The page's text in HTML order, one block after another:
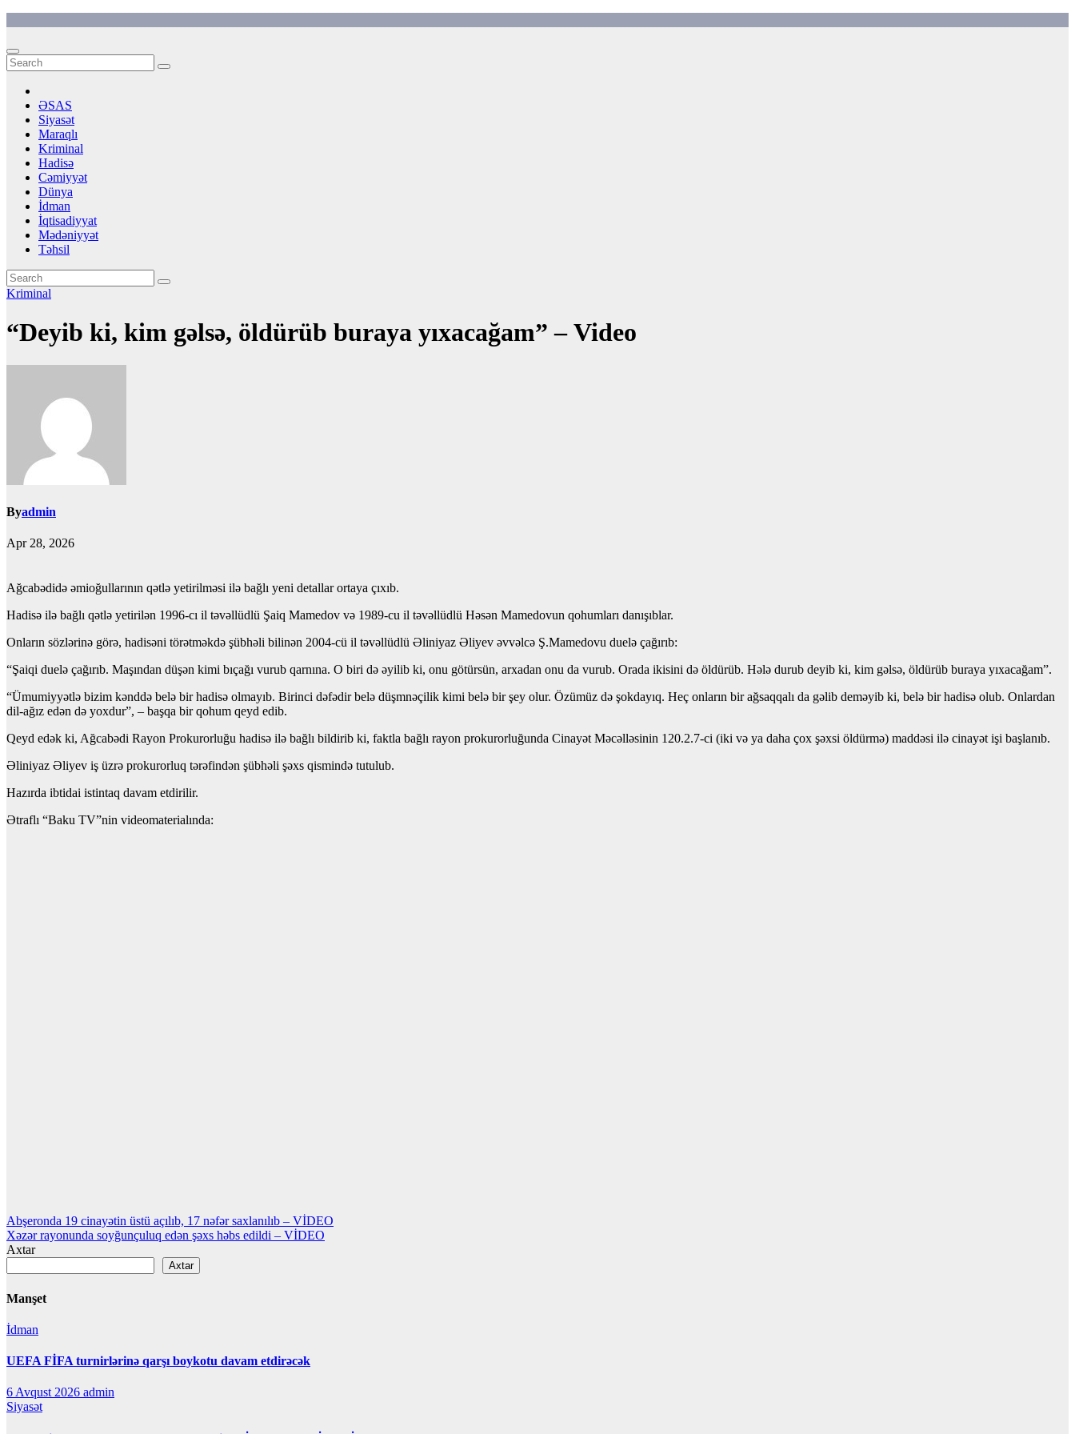
content
ƏSAS
Siyasət
Maraqlı
Kriminal
Hadisə
Cəmiyyət
Dünya
İdman
İqtisadiyyat
Mədəniyyət
Təhsil
Kriminal
“Deyib ki, kim gəlsə, öldürüb buraya yıxacağam” – Video
Byadmin
Apr 28, 2026
Ağcabədidə əmioğullarının qətlə yetirilməsi ilə bağlı yeni detallar ortaya çıxıb.
Hadisə ilə bağlı qətlə yetirilən 1996-cı il təvəllüdlü Şaiq Mamedov və 1989-cu il təvəllüdlü Həsən Mamedovun qohumları danışıblar.
Onların sözlərinə görə, hadisəni törətməkdə şübhəli bilinən 2004-cü il təvəllüdlü Əliniyaz Əliyev əvvəlcə Ş.Mamedovu duelə çağırıb:
“Şaiqi duelə çağırıb. Maşından düşən kimi bıçağı vurub qarnına. O biri də əyilib ki, onu götürsün, arxadan onu da vurub. Orada ikisini də öldürüb. Hələ durub deyib ki, kim gəlsə, öldürüb buraya yıxacağam”.
“Ümumiyyətlə bizim kənddə belə bir hadisə olmayıb. Birinci dəfədir belə düşmnəçilik kimi belə bir şey olur. Özümüz də şokdayıq. Heç onların bir ağsaqqalı da gəlib deməyib ki, belə bir hadisə olub. Onlardan
dil-ağız edən də yoxdur”, – başqa bir qohum qeyd edib.
Qeyd edək ki, Ağcabədi Rayon Prokurorluğu hadisə ilə bağlı bildirib ki, faktla bağlı rayon prokurorluğunda Cinayət Məcəlləsinin 120.2.7-ci (iki və ya daha çox şəxsi öldürmə) maddəsi ilə cinayət işi başlanıb.
Əliniyaz Əliyev iş üzrə prokurorluq tərəfindən şübhəli şəxs qismində tutulub.
Hazırda ibtidai istintaq davam etdirilir.
Ətraflı “Baku TV”nin videomaterialında:
Yazı
naviqasiyası
Abşeronda 19 cinayətin üstü açılıb, 17 nəfər saxlanılıb – VİDEO
Xəzər rayonunda soyğunçuluq edən şəxs həbs edildi – VİDEO
Axtar
Axtar
Manşet
İdman
UEFA FİFA turnirlərinə qarşı boykotu davam etdirəcək
6 Avqust 2026 admin
Siyasət